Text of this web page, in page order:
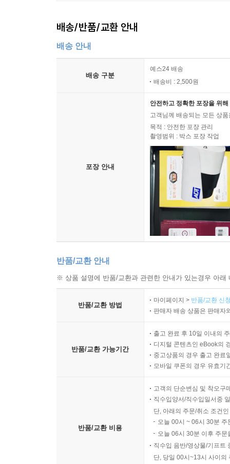
배송/반품/교환 안내
배송 안내
배송 구분
예스24 배송
배송비 : 2,500원
포장 안내
안전하고 정확한 포장을 위
고객님께 배송되는 모든 상
목적 : 안전한 포장 관리
촬영범위 : 박스 포장 작업
반품/교환 안내
※ 상품 설명에 반품/교환과 관련한 안내가 있는경우 아
반품/교환 방법
마이페이지 > 반품/교환 신
판매자 배송 상품은 판매자
반품/교환 가능기간
출고 완료 후 10일 이내의
디지털 콘텐츠인 eBook의
중고상품의 경우 출고 완료
모바일 쿠폰의 경우 유효기
반품/교환 비용
고객의 단순변심 및 착오구
직수입양서/직수입일서중
단, 아래의 주문/취소 조건
오늘 00시 ~ 06시 30분
오늘 06시 30분 이후 주
직수입 음반/영상물/기프트
단, 당일 00시~13시 사이의